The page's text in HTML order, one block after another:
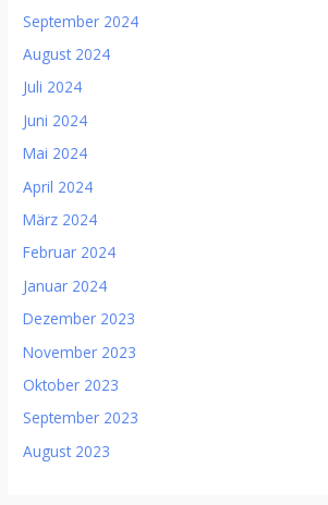
September 2024
August 2024
Juli 2024
Juni 2024
Mai 2024
April 2024
März 2024
Februar 2024
Januar 2024
Dezember 2023
November 2023
Oktober 2023
September 2023
August 2023